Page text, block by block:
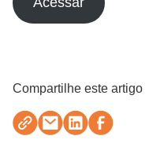
Compartilhe este artigo